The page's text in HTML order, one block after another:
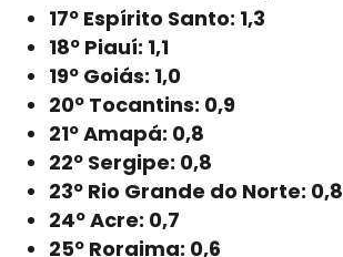
17º Espírito Santo: 1,3
18º Piauí: 1,1
19º Goiás: 1,0
20º Tocantins: 0,9
21º Amapá: 0,8
22º Sergipe: 0,8
23º Rio Grande do Norte: 0,8
24º Acre: 0,7
25º Roraima: 0,6